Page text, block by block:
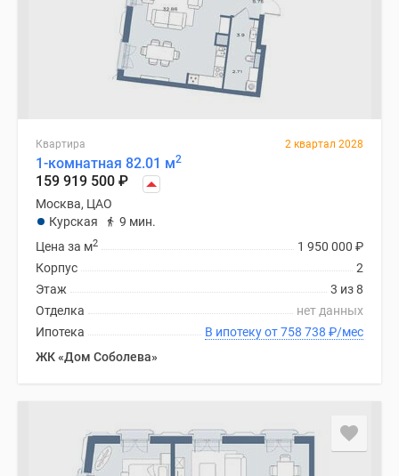
программы
Медиа
Новости
недвижимости
Мнение
эксперта
Аналитика
рынка
Покупателю
Экспертиза
новостроек
Квартира 2 квартал 2028
1-комнатная 82.01 м2
159 919 500 ₽
Москва, ЦАО
Курская
9 мин.
1 950 000 ₽
Цена за м2
2
Корпус
3 из 8
Этаж
нет данных
Отделка
В ипотеку от 758 738 ₽/мес
Ипотека
ЖК «Дом Соболева»